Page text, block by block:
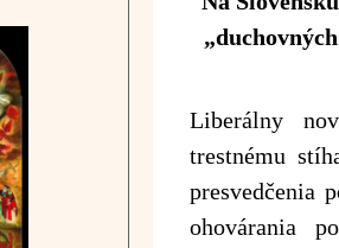
Liberálny
trestnému
presvedčenia
ohovárania